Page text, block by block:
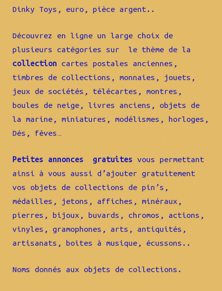
Dinky Toys, euro, pièce argent..
Découvrez en ligne un large choix de
plusieurs catégories sur le thème de la
collection cartes postales anciennes,
timbres de collections, monnaies, jouets,
jeux de sociétés, télécartes, montres,
boules de neige, livres anciens, objets de
la marine, miniatures, modélismes, horloges,
Dés, fèves…
Petites annonces gratuites vous permettant
ainsi à vous aussi d’ajouter gratuitement
vos objets de collections de pin’s,
médailles, jetons, affiches, minéraux,
pierres, bijoux, buvards, chromos, actions,
vinyles, gramophones, arts, antiquités,
artisanats, boites à musique, écussons..
Noms donnés aux objets de collections.